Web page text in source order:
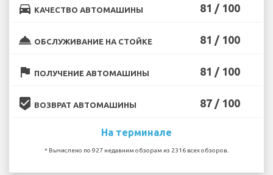
directions_car КАЧЕСТВО АВТОМАШИНЫ 81 / 100
room_service ОБСЛУЖИВАНИЕ НА СТОЙКЕ 81 / 100
flag ПОЛУЧЕНИЕ АВТОМАШИНЫ 81 / 100
beenhere ВОЗВРАТ АВТОМАШИНЫ 87 / 100
На терминале
* Вычислено по 927 недавним обзорам из 2316 всех обзоров.